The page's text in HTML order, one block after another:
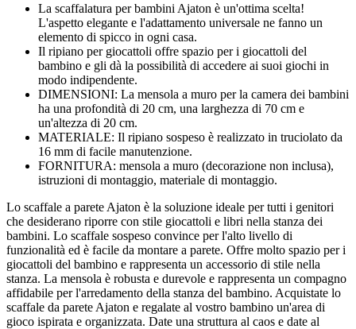
La scaffalatura per bambini Ajaton è un'ottima scelta!
L'aspetto elegante e l'adattamento universale ne fanno un
elemento di spicco in ogni casa.
Il ripiano per giocattoli offre spazio per i giocattoli del
bambino e gli dà la possibilità di accedere ai suoi giochi in
modo indipendente.
DIMENSIONI: La mensola a muro per la camera dei bambini
ha una profondità di 20 cm, una larghezza di 70 cm e
un'altezza di 20 cm.
MATERIALE: Il ripiano sospeso è realizzato in truciolato da
16 mm di facile manutenzione.
FORNITURA: mensola a muro (decorazione non inclusa),
istruzioni di montaggio, materiale di montaggio.
Lo scaffale a parete Ajaton è la soluzione ideale per tutti i genitori
che desiderano riporre con stile giocattoli e libri nella stanza dei
bambini. Lo scaffale sospeso convince per l'alto livello di
funzionalità ed è facile da montare a parete. Offre molto spazio per i
giocattoli del bambino e rappresenta un accessorio di stile nella
stanza. La mensola è robusta e durevole e rappresenta un compagno
affidabile per l'arredamento della stanza del bambino. Acquistate lo
scaffale da parete Ajaton e regalate al vostro bambino un'area di
gioco ispirata e organizzata. Date una struttura al caos e date al